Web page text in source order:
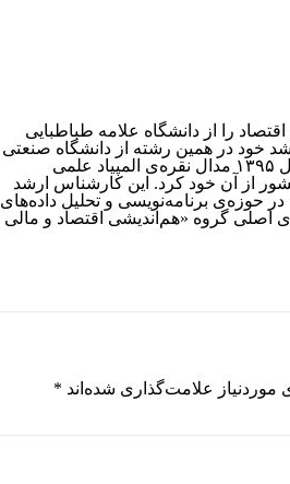
را از دانشگاه علامه‌ طباطبایی
خود در همین رشته از دانشگاه صنعتی
او در سال ۱۳۹۵ مدال نقره‌ی المپیاد علمی
از آن خود کرد. این کارشناس ارشد
حوزه‌ی برنامه‌نویسی و تحلیل داده‌های
اصلی گروه «هم‌اندیشی اقتصاد و مالی
علامت‌گذاری شده‌اند *